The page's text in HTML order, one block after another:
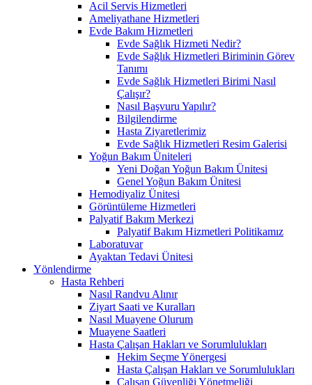
Acil Servis Hizmetleri
Ameliyathane Hizmetleri
Evde Bakım Hizmetleri
Evde Sağlık Hizmeti Nedir?
Evde Sağlık Hizmetleri Biriminin Görev
Tanımı
Evde Sağlık Hizmetleri Birimi Nasıl
Çalışır?
Nasıl Başvuru Yapılır?
Bilgilendirme
Hasta Ziyaretlerimiz
Evde Sağlık Hizmetleri Resim Galerisi
Yoğun Bakım Üniteleri
Yeni Doğan Yoğun Bakım Ünitesi
Genel Yoğun Bakım Ünitesi
Hemodiyaliz Ünitesi
Görüntüleme Hizmetleri
Palyatif Bakım Merkezi
Palyatif Bakım Hizmetleri Politikamız
Laboratuvar
Ayaktan Tedavi Ünitesi
Yönlendirme
Hasta Rehberi
Nasıl Randvu Alınır
Ziyart Saati ve Kuralları
Nasıl Muayene Olurum
Muayene Saatleri
Hasta Çalışan Hakları ve Sorumlulukları
Hekim Seçme Yönergesi
Hasta Çalışan Hakları ve Sorumlulukları
Çalışan Güvenliği Yönetmeliği